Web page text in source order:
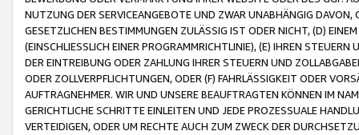
NUTZUNG DER SERVICEANGEBOTE UND ZWAR UNABHÄNGIG
GESETZLICHEN BESTIMMUNGEN ZULÄSSIG IST ODER NICHT, (D)
(EINSCHLIESSLICH EINER PROGRAMMRICHTLINIE), (E) IHREN
DER EINTREIBUNG ODER ZAHLUNG IHRER STEUERN UND
ODER ZOLLVERPFLICHTUNGEN, ODER (F) FAHRLÄSSIGKEIT ODER
AUFTRAGNEHMER. WIR UND UNSERE BEAUFTRAGTEN KÖNNEN IM
GERICHTLICHE SCHRITTE EINLEITEN UND JEDE PROZESSUALE
VERTEIDIGEN, ODER UM RECHTE AUCH ZUM ZWECK DER